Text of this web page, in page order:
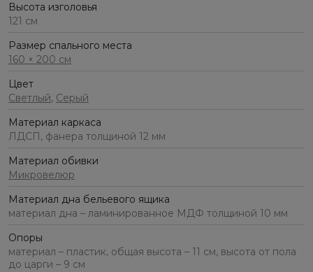
Высота изголовья
121 см
Размер спального места
160 × 200 см
Цвет
Светлый, Серый
Материал каркаса
ЛДСП, фанера толщиной 12 мм
Материал обивки
Микровелюр
Материал дна бельевого ящика
материал дна – ламинированное МДФ толщиной 10 мм
Опоры
материал – пластик, общая высота – 11 см, высота от пола
до царги – 9 см